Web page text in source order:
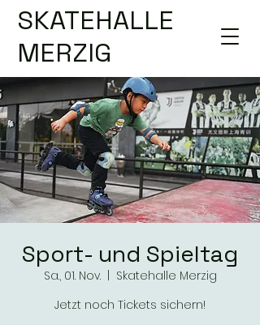
SKATEHALLE
MERZIG
Sport- und Spieltag
Sa., 01. Nov.
  |
Skatehalle Merzig
Jetzt noch Tickets sichern!